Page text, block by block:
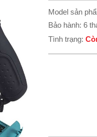
Model sản
Bảo hành: 6
Tình trạng: